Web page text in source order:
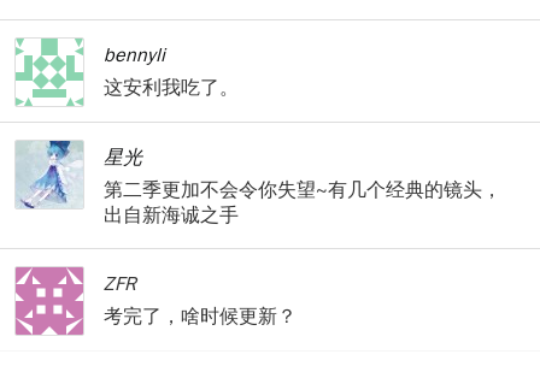
bennyli
这安利我吃了。
星光
第二季更加不会令你失望~有几个经典的镜头，
出自新海诚之手
ZFR
考完了，啥时候更新？